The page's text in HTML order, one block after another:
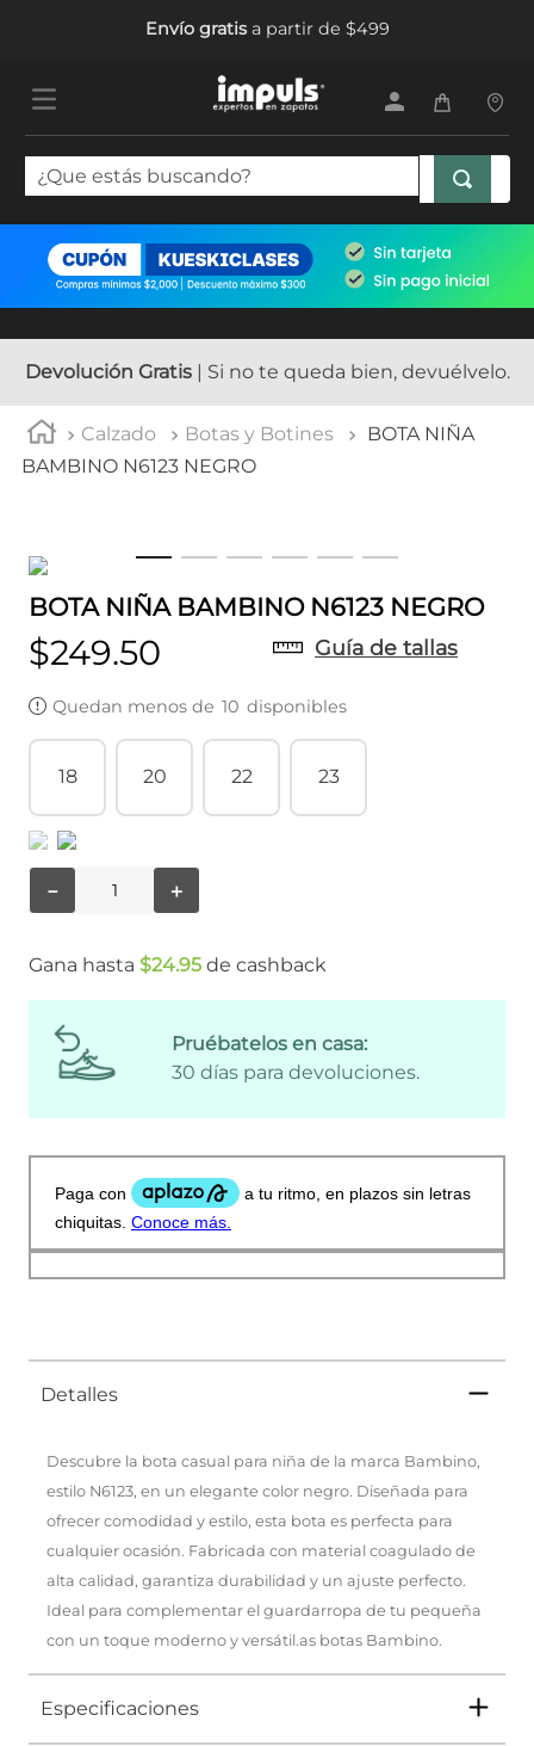
Envío gratisa partir de $499
¿Que estás buscando?
Devolución Gratis| Si no te queda bien, devuélvelo.
Calzado Botas y Botines
BOTA NIÑA
BAMBINO N6123 NEGRO
BOTA NIÑA BAMBINO N6123 NEGRO
$249.50 Guía de tallas
Quedan menos de 10 disponibles
18 20 22 23
＋
－
Gana hasta $24.95 de cashback
Pruébatelos en casa:
30 días para devoluciones.
Detalles
Descubre la bota casual para niña de la marca Bambino,
estilo N6123, en un elegante color negro. Diseñada para
ofrecer comodidad y estilo, esta bota es perfecta para
cualquier ocasión. Fabricada con material coagulado de
alta calidad, garantiza durabilidad y un ajuste perfecto.
Ideal para complementar el guardarropa de tu pequeña
con un toque moderno y versátil.as botas Bambino.
Especificaciones
TÉRMINOS MÁS BUSCADOS
.
tenis mujer
tenis hombre
5. tenis niña